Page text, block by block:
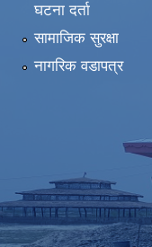
घटना दर्ता
सामाजिक सुरक्षा
नागरिक वडापत्र